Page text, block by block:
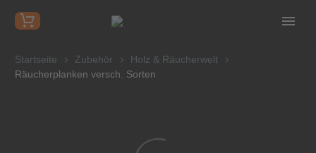
Startseite Zubehör
Holz & Räucherwelt
Räucherplanken versch. Sorten